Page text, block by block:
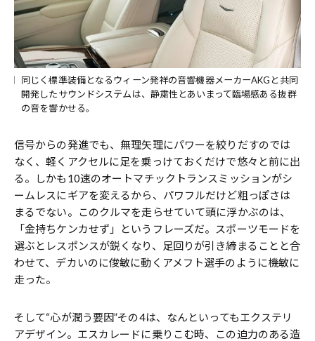
同じく標準装備となるウィーン発祥の音響機器メーカーAKGと共同
開発したサウンドシステムは、静粛性とあいまって臨場感ある抜群
の音を響かせる。
信号からの発進でも、無理矢理にパワーを絞りだすのでは
なく、軽くアクセルに足を乗っけておくだけで悠々と前に出
る。しかも10速のオートマチックトランスミッションがシ
ームレスにギアを変えるから、パワフルだけど粗っぽさは
まるでない。このクルマを走らせていて頭に浮かぶのは、
「金持ちケンカせず」というフレーズだ。スポーツモードを
選ぶとレスポンスが鋭くなり、足回りが引き締まることと合
わせて、デカいのに俊敏に動くアメフト選手のように機敏に
走った。
そして“心が潤う要因”その4は、なんといってもエクステリ
アデザイン。エスカレードに乗りこむ時、この迫力のある造